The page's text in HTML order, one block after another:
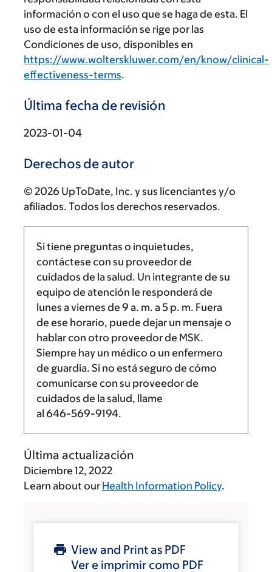
información o con el uso que se haga de esta. El
uso de esta información se rige por las
Condiciones de uso, disponibles en
https://www.wolterskluwer.com/en/know/clinical-
effectiveness-terms.
Última fecha de revisión
2023-01-04
Derechos de autor
© 2026 UpToDate, Inc. y sus licenciantes y/o
afiliados. Todos los derechos reservados.
Si tiene preguntas o inquietudes,
contáctese con su proveedor de
cuidados de la salud. Un integrante de su
equipo de atención le responderá de
lunes a viernes de 9 a. m. a5 p. m. Fuera
de ese horario, puede dejar un mensaje o
hablar con otro proveedor de MSK.
Siempre hay un médico o un enfermero
de guardia. Si no está seguro de cómo
comunicarse con su proveedor de
cuidados de la salud, llame
al 646-569-9194.
Última actualización
Diciembre 12, 2022
Learn about our Health Information Policy.
View and Print as PDF
Ver e imprimir como PDF